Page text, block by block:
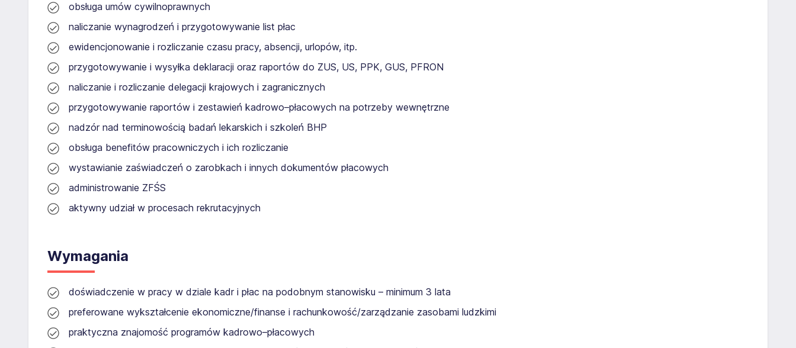
obsługa umów cywilnoprawnych
naliczanie wynagrodzeń i przygotowywanie list płac
ewidencjonowanie i rozliczanie czasu pracy, absencji, urlopów, itp.
przygotowywanie i wysyłka deklaracji oraz raportów do ZUS, US, PPK, GUS, PFRON
naliczanie i rozliczanie delegacji krajowych i zagranicznych
przygotowywanie raportów i zestawień kadrowo–płacowych na potrzeby wewnętrzne
nadzór nad terminowością badań lekarskich i szkoleń BHP
obsługa benefitów pracowniczych i ich rozliczanie
wystawianie zaświadczeń o zarobkach i innych dokumentów płacowych
administrowanie ZFŚS
aktywny udział w procesach rekrutacyjnych
Wymagania
doświadczenie w pracy w dziale kadr i płac na podobnym stanowisku – minimum 3 lata
preferowane wykształcenie ekonomiczne/finanse i rachunkowość/zarządzanie zasobami ludzkimi
praktyczna znajomość programów kadrowo–płacowych